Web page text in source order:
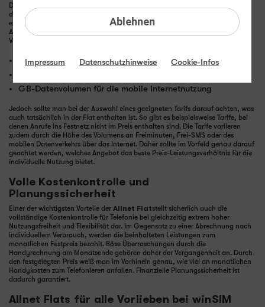
Der Hauptvorteil einer solchen
deckt sie alle deutschen Netze, sei es Mobilfunk oder Festnetz, ab. Daher
entfällt lästiges Nachdenken darüber, in welches Netz man gerade telefoniert.
Auch die hohen Kosten für Anrufe ins Festnetz gehören somit der
Vergangenheit an. Eine gute Flat beinhaltet in der Regel folgende Leistungen:
ein vorgegebenes Volumen an Freiminuten
GB-Datenvolumen für die mobile Internetnutzung
Jedoch sollte man bei der Auswahl eines geeigneten Tarifs darauf achten, was
auch tatsächlich in der Flat enthalten ist. So gibt es beispielsweise Tarife, bei
denen Anrufe ins Festnetz nicht im Preis enthalten sind. Die Tarife variieren
zudem durch die Höhe des Volumens an Freiminuten, Frei-SMS oder des
mobilen Datenverkehrs über das Internet. Daher sollte im Vorfeld genau darauf
geachtet werden, welches Angebot das beste Preis-Leistungsverhältnis für die
individuelle Nutzung bietet.
Volle Kostenkontrolle und
Planungssicherheit
Einer der wichtigsten Vorteile der Allnet Flatstellt sicherlich auch die
vollständige Kostenkontrolle für Telefonie bei gleichzeitig extrem hoher
Nutzungsfreiheit und Flexibilität dar. Im Gegensatz zu einer Abrechnung nach
individuellem Verbrauch, werden die beinhalteten Leistungen zum
monatlichen Festpreis bezahlt. Böse Überraschungen durch die
Handyrechnung am Monatsende gehören daher der Vergangenheit an. Durch
den festgelegten Preis weiß man im Vorhinein genau, wie viel an monatlichen
Handykosten zum Telefonieren anfallen. Finanzielle Planungssicherheit ist
dadurch garantiert.
Allnet Flats für alle Vorlieben bei winSIM
Ablehnen
Impressum Datenschutzhinweise Cookie-Infos